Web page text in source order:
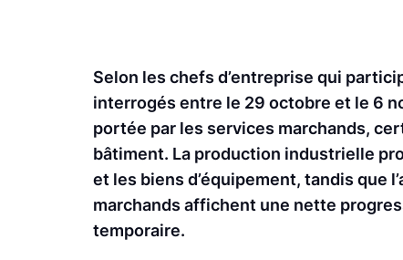
Selon les chefs d’entreprise qui
interrogés entre le 29 octobre et le 6
portée par les services marchands,
bâtiment. La production industrielle
et les biens d’équipement, tandis que
marchands affichent une nette
temporaire.